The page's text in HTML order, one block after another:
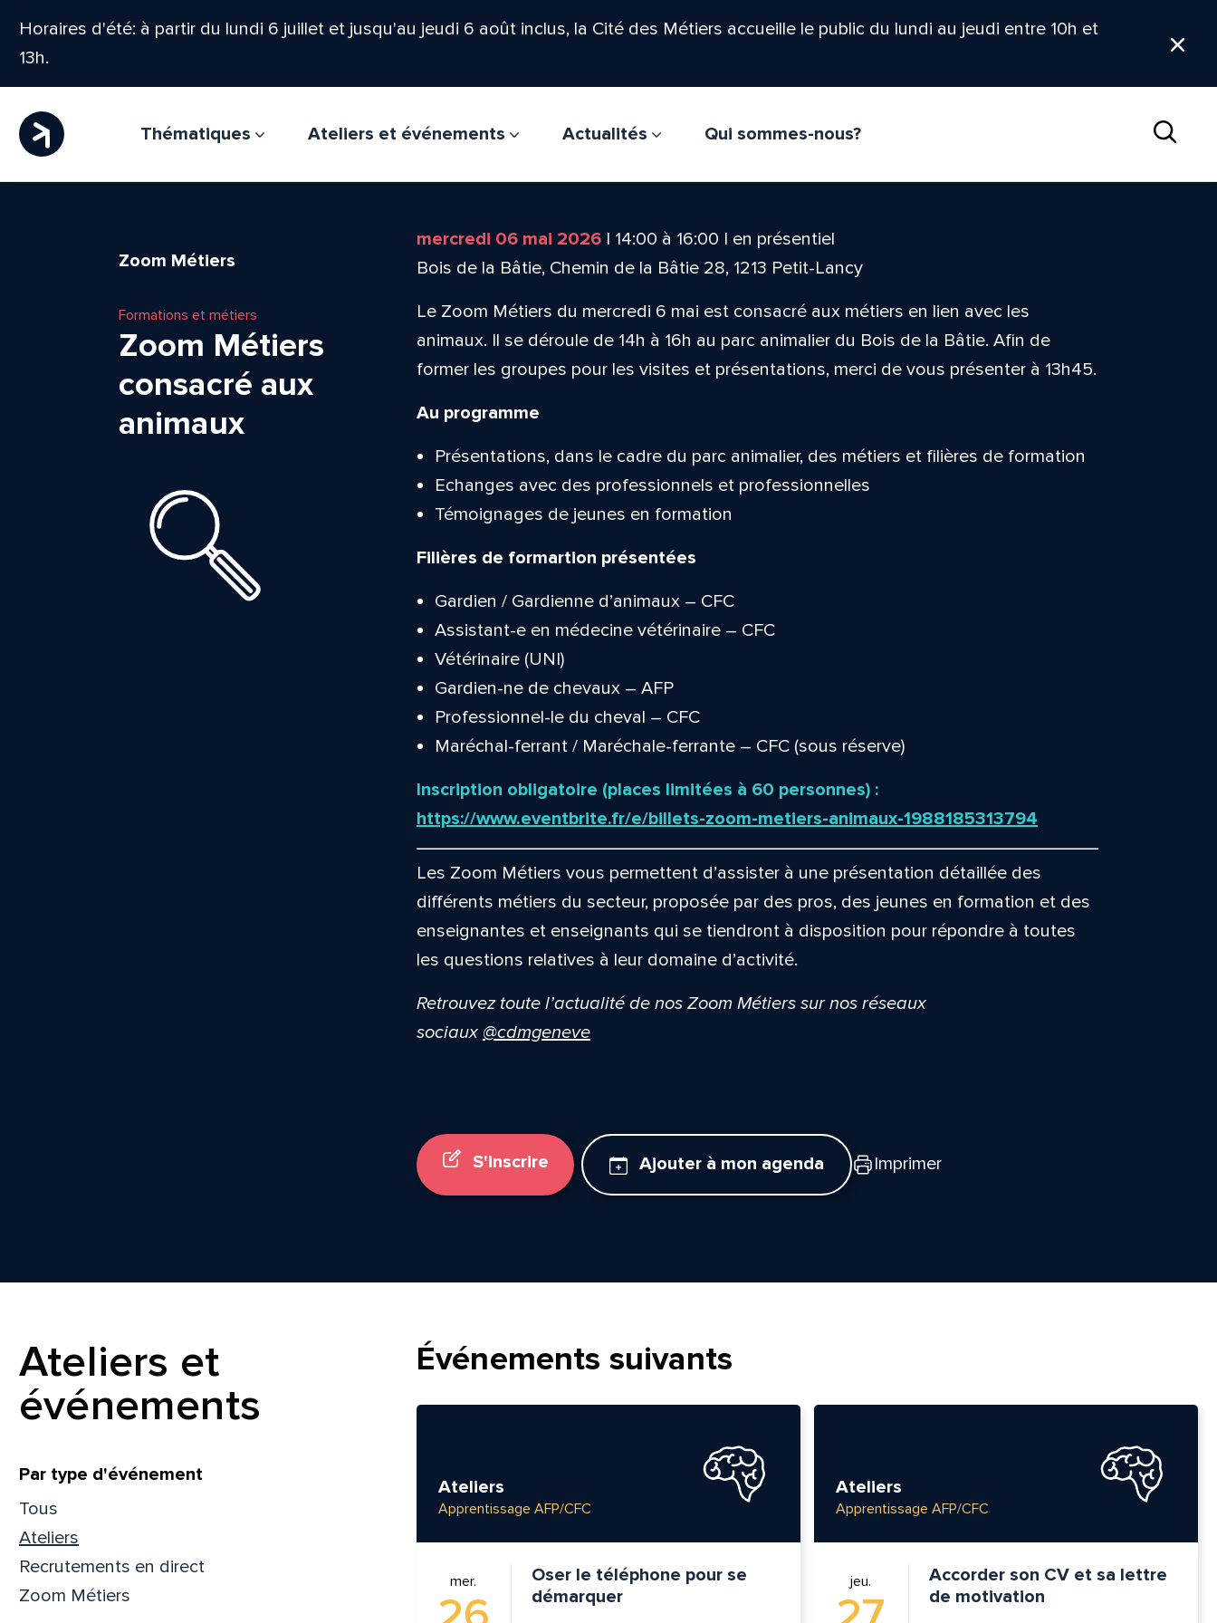
Horaires d'été: à partir du lundi 6 juillet et jusqu'au jeudi 6 août inclus, la Cité des Métiers accueille le public du lundi au jeudi entre 10h et
13h.
Thématiques Ateliers et événements Actualités
Qui sommes-nous?
Zoom Métiers
Formations et métiers
Zoom Métiers
consacré aux
animaux
mercredi 06 mai 2026| 14:00 à 16:00 | en présentiel
Bois de la Bâtie, Chemin de la Bâtie 28, 1213 Petit-Lancy
Le Zoom Métiers du mercredi 6 mai est consacré aux métiers en lien avec les
animaux. Il se déroule de 14h à 16h au parc animalier du Bois de la Bâtie. Afin de
former les groupes pour les visites et présentations, merci de vous présenter à 13h45.
Au programme
Présentations, dans le cadre du parc animalier, des métiers et filières de formation
Echanges avec des professionnels et professionnelles
Témoignages de jeunes en formation
Filières de formartion présentées
Gardien / Gardienne d’animaux – CFC
Assistant-e en médecine vétérinaire – CFC
Vétérinaire (UNI)
Gardien-ne de chevaux – AFP
Professionnel-le du cheval – CFC
Maréchal-ferrant / Maréchale-ferrante – CFC (sous réserve)
Inscription obligatoire (places limitées à 60 personnes) :
https://www.eventbrite.fr/e/billets-zoom-metiers-animaux-1988185313794
Les Zoom Métiers vous permettent d’assister à une présentation détaillée des
différents métiers du secteur, proposée par des pros, des jeunes en formation et des
enseignantes et enseignants qui se tiendront à disposition pour répondre à toutes
les questions relatives à leur domaine d’activité.
Retrouvez toute l’actualité de nos Zoom Métiers sur nos réseaux
sociaux @cdmgeneve
S'inscrire Ajouter à mon agenda Imprimer
Ateliers et
événements
Filtrer
Par type d'événement
Tous
Ateliers
Recrutements en direct
Zoom Métiers
Événements suivants
Ateliers
Apprentissage AFP/CFC
mer.
Oser le téléphone pour se
démarquer
Ateliers
Apprentissage AFP/CFC
jeu.
Accorder son CV et sa lettre
de motivation
Quelle est la pertinence de cette
page?